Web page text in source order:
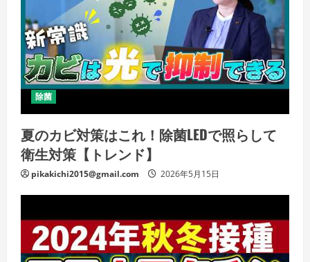
除菌
夏のカビ対策はこれ！除菌LEDで照らして
衛生対策【トレンド】
pikakichi2015@gmail.com 2026年5月15日